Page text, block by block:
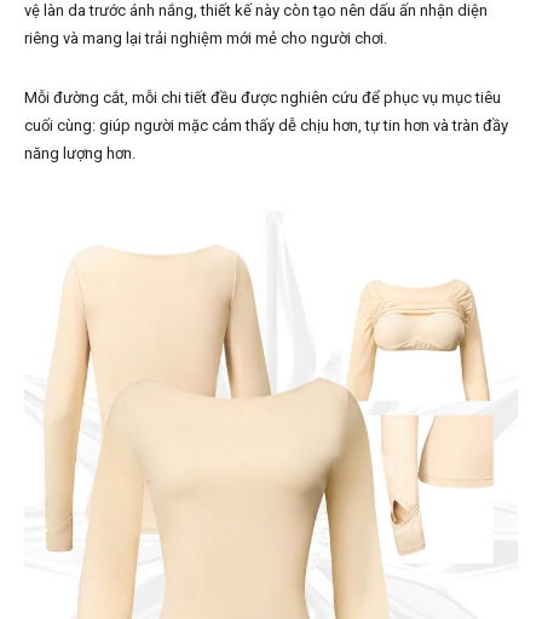
vệ làn da trước ánh nắng, thiết kế này còn tạo nên dấu ấn nhận diện
riêng và mang lại trải nghiệm mới mẻ cho người chơi.
Mỗi đường cắt, mỗi chi tiết đều được nghiên cứu để phục vụ mục tiêu
cuối cùng: giúp người mặc cảm thấy dễ chịu hơn, tự tin hơn và tràn đầy
năng lượng hơn.